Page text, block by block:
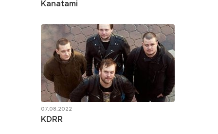
Kanatami
07.08.2022
KDRR